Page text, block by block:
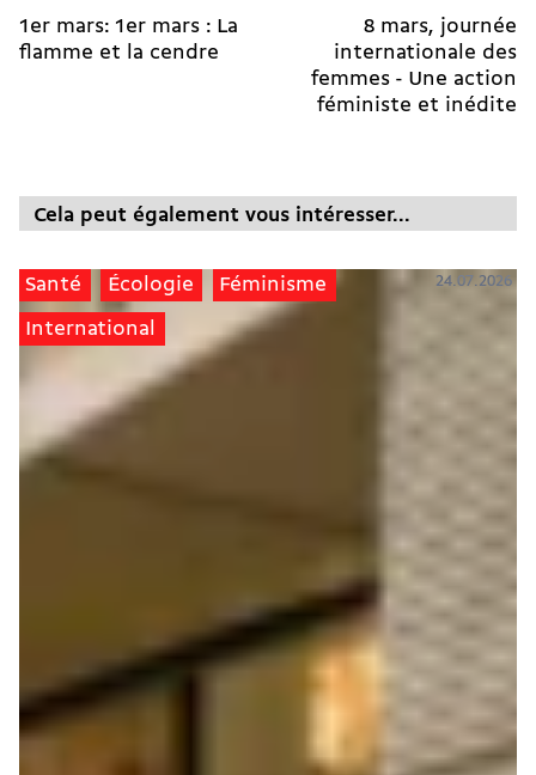
1er mars: 1er mars : La
flamme et la cendre
8 mars, journée
internationale des
femmes - Une action
féministe et inédite
Cela peut également vous intéresser...
Santé Écologie Féminisme
International
24.07.2026